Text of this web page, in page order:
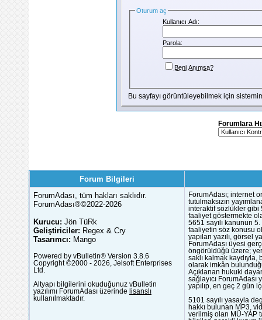
Oturum aç
Kullanıcı Adı:
Parola:
Beni Anımsa?
Bu sayfayı görüntüleyebilmek için
Forumlara
Forum Bilgileri
ForumAdası, tüm hakları saklıdır.
ForumAdası®©2022-2026
Kurucu: Jön TüRk
Geliştiriciler: Regex & Cry
Tasarımcı: Mango
Powered by vBulletin® Version 3.8.6
Copyright ©2000 - 2026, Jelsoft Enterprises
Ltd.
Altyapı bilgilerini okuduğunuz vBulletin
yazılımı ForumAdası üzerinde lisanslı
kullanılmaktadır.
ForumAdası; internet
tutulmaksızın
interaktif sözlükler gibi
faaliyet göstermekte
5651 sayılı kanunun
faaliyetin söz konusu
yapılan yazılı, görsel
ForumAdası üyesi
öngörüldüğü üzere;
saklı kalmak
olarak imkân
Açıklanan hukuki
sağlayıcı
yapılıp, en geç 2 gün
5101 sayılı yasayla
hakkı bulunan MP3,
verilmiş olan MÜ-YAP